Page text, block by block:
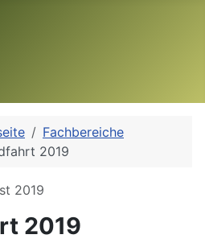
Fachbereiche
2019
2019
2019